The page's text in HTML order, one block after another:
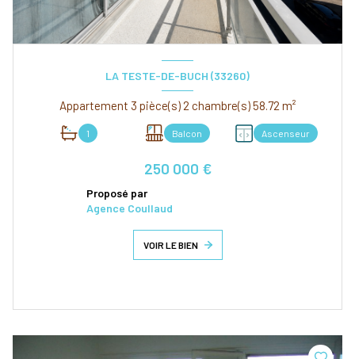
LA TESTE-DE-BUCH (33260)
Appartement 3 pièce(s) 2 chambre(s) 58.72 m²
1 Balcon Ascenseur
250 000 €
Proposé par
Agence Coullaud
VOIR LE BIEN